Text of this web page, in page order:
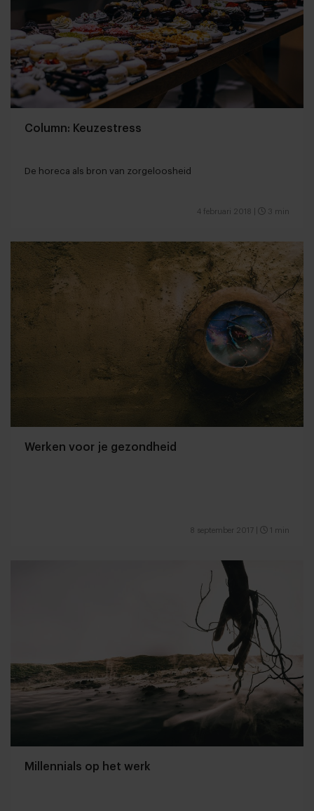
Column: Keuzestress
De horeca als bron van zorgeloosheid
4 februari 2018 3 min
Werken voor je gezondheid
8 september 2017 1 min
Millennials op het werk